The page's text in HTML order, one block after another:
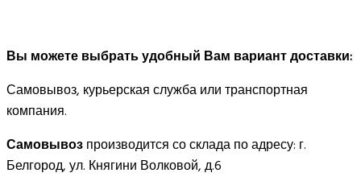
Вы можете выбрать удобный Вам вариант доставки:
Самовывоз, курьерская служба или транспортная
компания.
Самовывозпроизводится со склада по адресу: г.
Белгород, ул. Княгини Волковой, д.6